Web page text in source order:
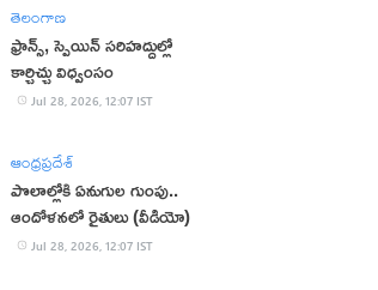
తెలంగాణ
ఫ్రాన్స్, స్పెయిన్ స‌రిహ‌ద్దుల్లో
కార్చిచ్చు విధ్వంసం
Jul 28, 2026, 12:07 IST
ఆంధ్రప్రదేశ్
పొలాల్లోకి ఏనుగుల గుంపు..
ఆందోళనలో రైతులు (వీడియో)
Jul 28, 2026, 12:07 IST